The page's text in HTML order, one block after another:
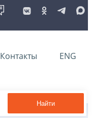
Контакты ENG
Найти